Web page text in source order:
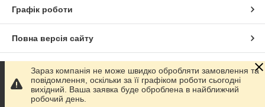
Графік роботи
Повна версія сайту
Сайт створено на маркетплейсі Prom.ua
Політика конфіденційності
Зараз компанія не може швидко обробляти замовлення та
повідомлення, оскільки за її графіком роботи сьогодні
вихідний. Ваша заявка буде оброблена в найближчий
робочий день.